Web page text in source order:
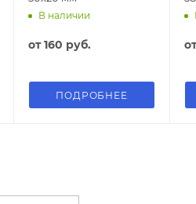
В наличии
от160 руб.
ПОДРОБНЕЕ